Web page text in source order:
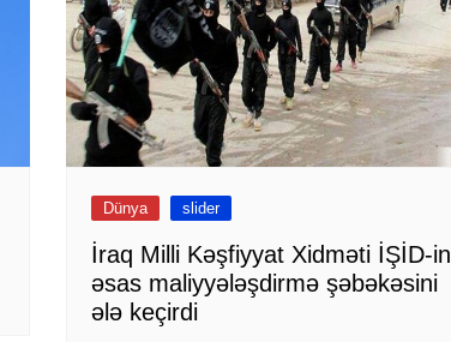
Dünya slider
İraq Milli Kəşfiyyat Xidməti İŞİD-in
əsas maliyyələşdirmə şəbəkəsini
ələ keçirdi